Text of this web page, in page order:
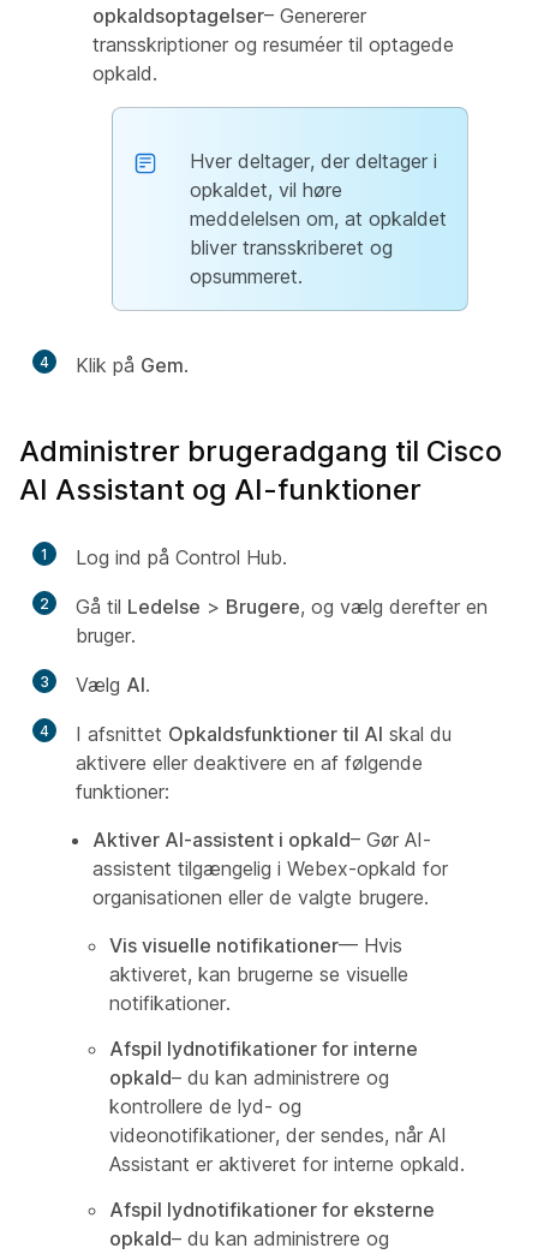
opkaldsoptagelser– Genererer
transskriptioner og resuméer til optagede
opkald.
Hver deltager, der deltager i
opkaldet, vil høre
meddelelsen om, at opkaldet
bliver transskriberet og
opsummeret.
4 Klik på Gem.
Administrer brugeradgang til Cisco
AI Assistant og AI-funktioner
1 Log ind på Control Hub.
2 Gå til Ledelse > Brugere, og vælg derefter en
bruger.
3 Vælg AI.
4 I afsnittet Opkaldsfunktioner til AI skal du
aktivere eller deaktivere en af følgende
funktioner:
Aktiver AI-assistent i opkald– Gør AI-
assistent tilgængelig i Webex-opkald for
organisationen eller de valgte brugere.
Vis visuelle notifikationer— Hvis
aktiveret, kan brugerne se visuelle
notifikationer.
Afspil lydnotifikationer for interne
opkald– du kan administrere og
kontrollere de lyd- og
videonotifikationer, der sendes, når AI
Assistant er aktiveret for interne opkald.
Afspil lydnotifikationer for eksterne
opkald– du kan administrere og